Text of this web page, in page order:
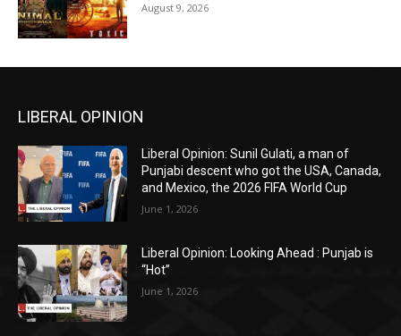
August 9, 2026
LIBERAL OPINION
Liberal Opinion: Sunil Gulati, a man of
Punjabi descent who got the USA, Canada,
and Mexico, the 2026 FIFA World Cup
June 1, 2026
Liberal Opinion: Looking Ahead : Punjab is
“Hot”
June 1, 2026